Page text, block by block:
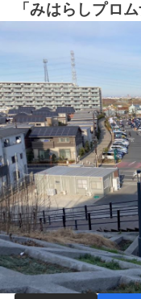
「みはらしプロム